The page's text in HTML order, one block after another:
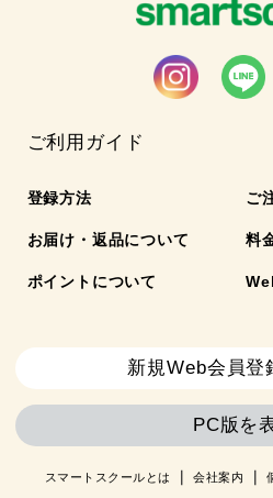
ご利用ガイド
登録方法 ご
お届け・返品について 料
ポイントについて
新規Web会員登
PC版を
スマートスクールとは 会社案内